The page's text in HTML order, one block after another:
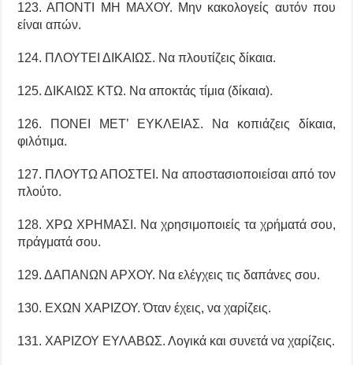
123. ΑΠΟΝΤΙ ΜΗ ΜΑΧΟΥ. Μην κακολογείς αυτόν που
είναι απών.
124. ΠΛΟΥΤΕΙ ΔΙΚΑΙΩΣ. Να πλουτίζεις δίκαια.
125. ΔΙΚΑΙΩΣ ΚΤΩ. Να αποκτάς τίμια (δίκαια).
126. ΠΟΝΕΙ ΜΕΤ’ ΕΥΚΛΕΙΑΣ. Να κοπιάζεις δίκαια,
φιλότιμα.
127. ΠΛΟΥΤΩ ΑΠΟΣΤΕΙ. Να αποστασιοποιείσαι από τον
πλούτο.
128. ΧΡΩ ΧΡΗΜΑΣΙ. Να χρησιμοποιείς τα χρήματά σου,
πράγματά σου.
129. ΔΑΠΑΝΩΝ ΑΡΧΟΥ. Να ελέγχεις τις δαπάνες σου.
130. ΕΧΩΝ ΧΑΡΙΖΟΥ. Όταν έχεις, να χαρίζεις.
131. ΧΑΡΙΖΟΥ ΕΥΛΑΒΩΣ. Λογικά και συνετά να χαρίζεις.